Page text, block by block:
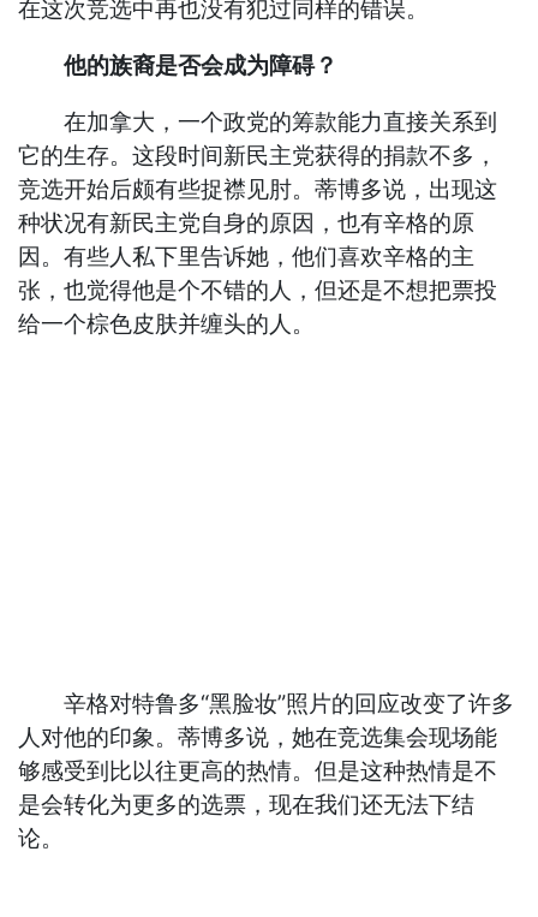
在这次竞选中再也没有犯过同样的错误。
他的族裔是否会成为障碍？
在加拿大，一个政党的筹款能力直接关系到
它的生存。这段时间新民主党获得的捐款不多，
竞选开始后颇有些捉襟见肘。蒂博多说，出现这
种状况有新民主党自身的原因，也有辛格的原
因。有些人私下里告诉她，他们喜欢辛格的主
张，也觉得他是个不错的人，但还是不想把票投
给一个棕色皮肤并缠头的人。
辛格对特鲁多“黑脸妆”照片的回应改变了许多
人对他的印象。蒂博多说，她在竞选集会现场能
够感受到比以往更高的热情。但是这种热情是不
是会转化为更多的选票，现在我们还无法下结
论。